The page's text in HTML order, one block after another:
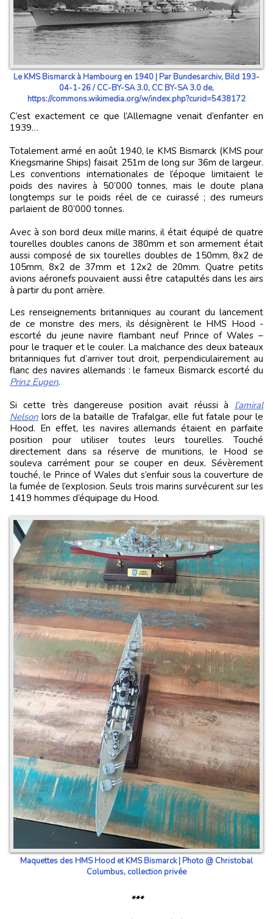
Le KMS Bismarck à Hambourg en 1940 | Par Bundesarchiv, Bild 193-
04-1-26 / CC-BY-SA 3.0, CC BY-SA 3.0 de,
https://commons.wikimedia.org/w/index.php?curid=5438172
C’est exactement ce que l’Allemagne venait d’enfanter en
1939…
Totalement armé en août 1940, le KMS Bismarck (KMS pour
Kriegsmarine Ships) faisait 251m de long sur 36m de largeur.
Les conventions internationales de l’époque limitaient le
poids des navires à 50’000 tonnes, mais le doute plana
longtemps sur le poids réel de ce cuirassé ; des rumeurs
parlaient de 80’000 tonnes.
Avec à son bord deux mille marins, il était équipé de quatre
tourelles doubles canons de 380mm et son armement était
aussi composé de six tourelles doubles de 150mm, 8x2 de
105mm, 8x2 de 37mm et 12x2 de 20mm. Quatre petits
avions aéronefs pouvaient aussi être catapultés dans les airs
à partir du pont arrière.
Les renseignements britanniques au courant du lancement
de ce monstre des mers, ils désignèrent le HMS Hood -
escorté du jeune navire flambant neuf Prince of Wales –
pour le traquer et le couler. La malchance des deux bateaux
britanniques fut d’arriver tout droit, perpendiculairement au
flanc des navires allemands : le fameux Bismarck escorté du
Prinz Eugen.
Si cette très dangereuse position avait réussi à l’amiral
Nelson lors de la bataille de Trafalgar, elle fut fatale pour le
Hood. En effet, les navires allemands étaient en parfaite
position pour utiliser toutes leurs tourelles. Touché
directement dans sa réserve de munitions, le Hood se
souleva carrément pour se couper en deux. Sévèrement
touché, le Prince of Wales dut s’enfuir sous la couverture de
la fumée de l’explosion. Seuls trois marins survécurent sur les
1419 hommes d’équipage du Hood.
Maquettes des HMS Hood et KMS Bismarck | Photo @ Christobal
Columbus, collection privée
***